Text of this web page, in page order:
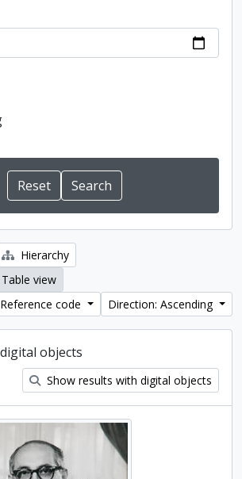
Hierarchy
Table view
code
Direction: Ascending
objects
Show results with digital objects